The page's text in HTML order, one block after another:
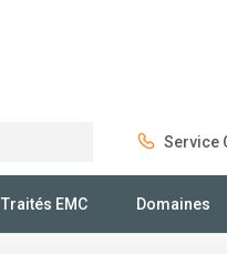
Service
Traités EMC Domaines